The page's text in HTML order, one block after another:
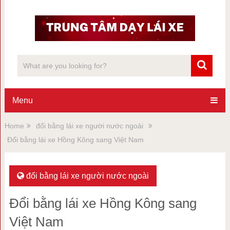
Menu
Home
đổi bằng lái xe người nước ngoài
Đổi bằng lái xe Hồng Kông sang Việt Nam
đổi bằng lái xe người nước ngoài
Đổi bằng lái xe Hồng Kông sang
Việt Nam